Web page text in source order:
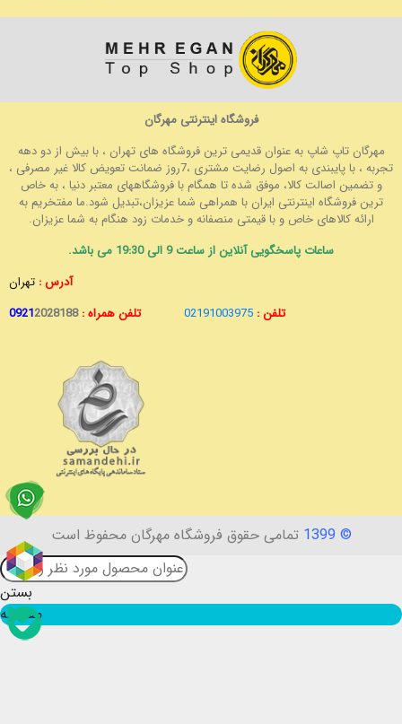
فروشگاه اینترنتی مهرگان
مهرگان تاپ شاپ به عنوان قدیمی ترین فروشگاه های تهران ، با بیش از دو دهه
تجربه ، با پایبندی به اصول رضایت مشتری ،7روز ضمانت تعویض کالا غیر مصرفی ،
و تضمین اصالت کالا، موفق شده تا همگام با فروشگاههای معتبر دنیا ، به خاص
ترین فروشگاه اینترنتی ایران با همراهی شما عزیزان،تبدیل شود.ما مفتخریم به
ارائه کالاهای خاص و با قیمتی منصفانه و خدمات زود هنگام به شما عزیزان.
ساعات پاسخگویی آنلاین از ساعت 9 الی 19:30 می باشد.
آدرس : تهران
تلفن : 02191003975 تلفن همراه : 09212028188
© 1399 تمامی حقوق فروشگاه مهرگان محفوظ است
بستن
مقایسه